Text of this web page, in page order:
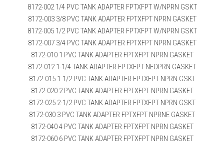
8172-002 1/4 PVC TANK ADAPTER FPTXFPT W/NPRN GSKT
8172-003 3/8 PVC TANK ADAPTER FPTXFPT NPRN GASKET
8172-005 1/2 PVC TANK ADAPTER FPTXFPT W/NPRN GSKT
8172-007 3/4 PVC TANK ADAPTER FPTXFPT NPRN GASKET
8172-010 1 PVC TANK ADAPTER FPTXFPT NPRN GASKET
8172-012 1-1/4 TANK ADAPTER FPTXFPT NEOPRN GASKET
8172-015 1-1/2 PVC TANK ADAPTER FPTXFPT NPRN GSKT
8172-020 2 PVC TANK ADAPTER FPTXFPT NPRN GASKET
8172-025 2-1/2 PVC TANK ADAPTER FPTXFPT NPRN GSKT
8172-030 3 PVC TANK ADAPTER FPTXFPT NPRNE GASKET
8172-040 4 PVC TANK ADAPTER FPTXFPT NPRN GASKET
8172-060 6 PVC TANK ADAPTER FPTXFPT NPRN GASKET